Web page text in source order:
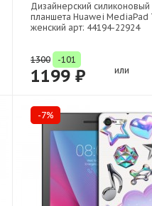
Дизайнерский
планшета Huawei MediaPad
женский арт: 44194-22924
1300 -101
1199 ₽ или
-7%